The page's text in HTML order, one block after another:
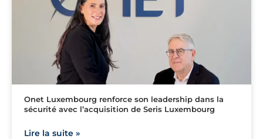
Onet Luxembourg renforce son leadership dans la
sécurité avec l’acquisition de Seris Luxembourg
Lire la suite »